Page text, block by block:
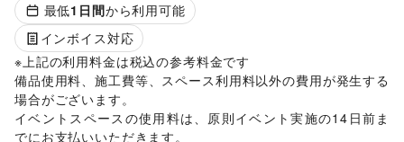
最低1 日間から利用可能
インボイス対応
※上記の利用料金は税込の参考料金です
備品使用料、施工費等、スペース利用料以外の費用が発生する
場合がございます。
イベントスペースの使用料は、原則イベント実施の14日前ま
でにお支払いいただきます。